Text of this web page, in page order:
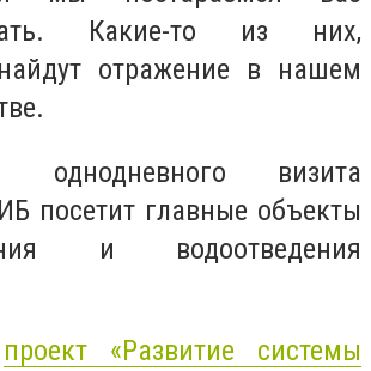
Какие-то из них,
отражение в нашем
визита
посетит главные объекты
и водоотведения
проект «Развитие системы